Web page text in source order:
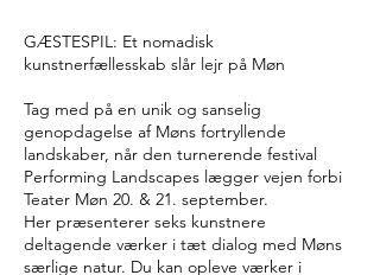
GÆSTESPIL: Et nomadisk
kunstnerfællesskab slår lejr på Møn
Tag med på en unik og sanselig
genopdagelse af Møns fortryllende
landskaber, når den turnerende festival
Performing Landscapes lægger vejen forbi
Teater Møn 20. & 21. september.
Her præsenterer seks kunstnere
deltagende værker i tæt dialog med Møns
særlige natur. Du kan opleve værker i